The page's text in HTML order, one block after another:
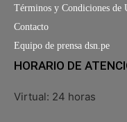
Términos y Condiciones de
Contacto
Equipo de prensa dsn.pe
HORARIO DE
Virtual: 24 horas